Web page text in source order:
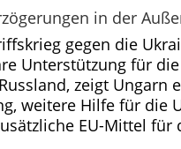
in der
gegen die
Unterstützung für
zeigt
weitere Hilfe für die
EU-Mittel